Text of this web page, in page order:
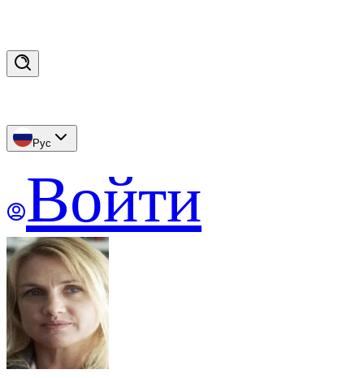
Рус
Войти